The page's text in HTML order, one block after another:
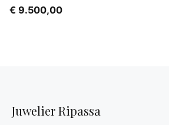
€ 9.500,00
Juwelier Ripassa